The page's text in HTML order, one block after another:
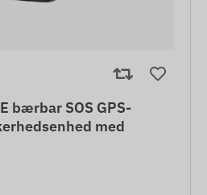
bærbar SOS GPS-
med